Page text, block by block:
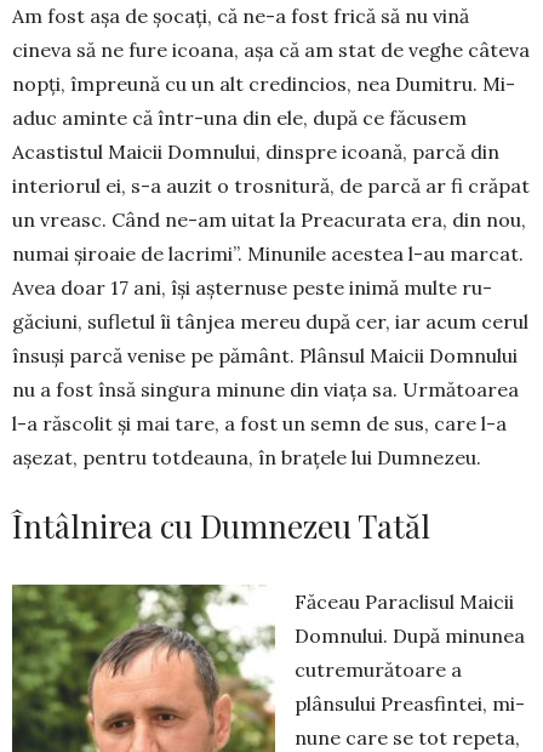
Am fost așa de șocați, că ne-a fost fri­că să nu vină
cineva să ne fure icoana, așa că am stat de veghe câteva
nopți, împreună cu un alt cre­din­cios, nea Dumitru. Mi-
aduc aminte că într-una din ele, după ce făcusem
Acastistul Maicii Domnu­lui, dinspre icoană, parcă din
interiorul ei, s-a auzit o trosnitură, de parcă ar fi crăpat
un vreasc. Când ne-am uitat la Preacurata era, din nou,
numai șiroaie de lacrimi”. Minunile acestea l-au marcat.
Avea doar 17 ani, își așternuse peste inimă multe ru­
găciuni, sufletul îi tânjea mereu după cer, iar acum cerul
însuși parcă venise pe pământ. Plânsul Maicii Domnului
nu a fost însă singura minune din viața sa. Ur­mă­toarea
l-a răscolit și mai tare, a fost un semn de sus, care l-a
așe­zat, pentru tot­dea­una, în brațele lui Dumnezeu.
Întâlnirea cu Dumnezeu Tatăl
Făceau Paraclisul Maicii
Dom­nului. După minunea
cu­tre­mură­toare a
plânsului Prea­sfintei, mi­
nune care se tot repe­ta,